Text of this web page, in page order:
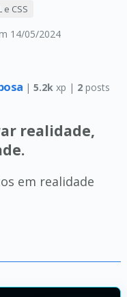
14/05/2024
e CSS
| 5.2k xp | 2posts
realidade,